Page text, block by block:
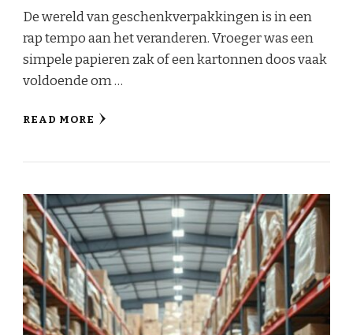
De wereld van geschenkverpakkingen is in een
rap tempo aan het veranderen. Vroeger was een
simpele papieren zak of een kartonnen doos vaak
voldoende om …
READ MORE